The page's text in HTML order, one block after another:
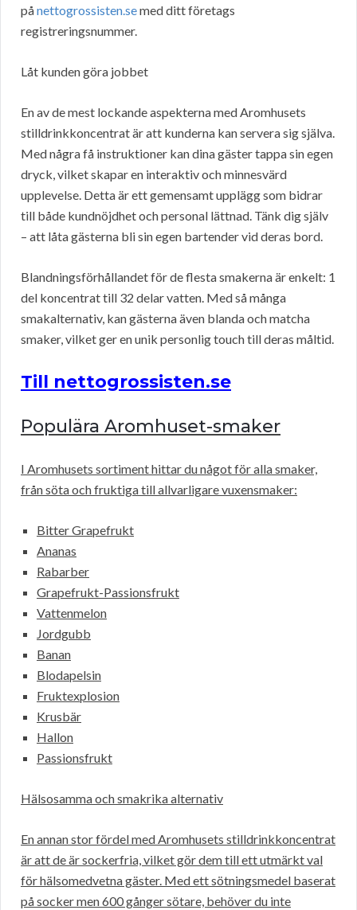
pånettogrossisten.semed ditt företags
registreringsnummer.
Låt kunden göra jobbet
En av de mest lockande aspekterna med Aromhusets
stilldrinkkoncentrat är att kunderna kan servera sig själva.
Med några få instruktioner kan dina gäster tappa sin egen
dryck, vilket skapar en interaktiv och minnesvärd
upplevelse. Detta är ett gemensamt upplägg som bidrar
till både kundnöjdhet och personal lättnad. Tänk dig själv
– att låta gästerna bli sin egen bartender vid deras bord.
Blandningsförhållandet för de flesta smakerna är enkelt: 1
del koncentrat till 32 delar vatten. Med så många
smakalternativ, kan gästerna även blanda och matcha
smaker, vilket ger en unik personlig touch till deras måltid.
Till nettogrossisten.se
Populära Aromhuset-smaker
I Aromhusets sortiment hittar du något för alla smaker,
från söta och fruktiga till allvarligare vuxensmaker:
Bitter Grapefrukt
Ananas
Rabarber
Grapefrukt-Passionsfrukt
Vattenmelon
Jordgubb
Banan
Blodapelsin
Fruktexplosion
Krusbär
Hallon
Passionsfrukt
Hälsosamma och smakrika alternativ
En annan stor fördel med Aromhusets stilldrinkkoncentrat
är att de är sockerfria, vilket gör dem till ett utmärkt val
för hälsomedvetna gäster. Med ett sötningsmedel baserat
på socker men 600 gånger sötare, behöver du inte